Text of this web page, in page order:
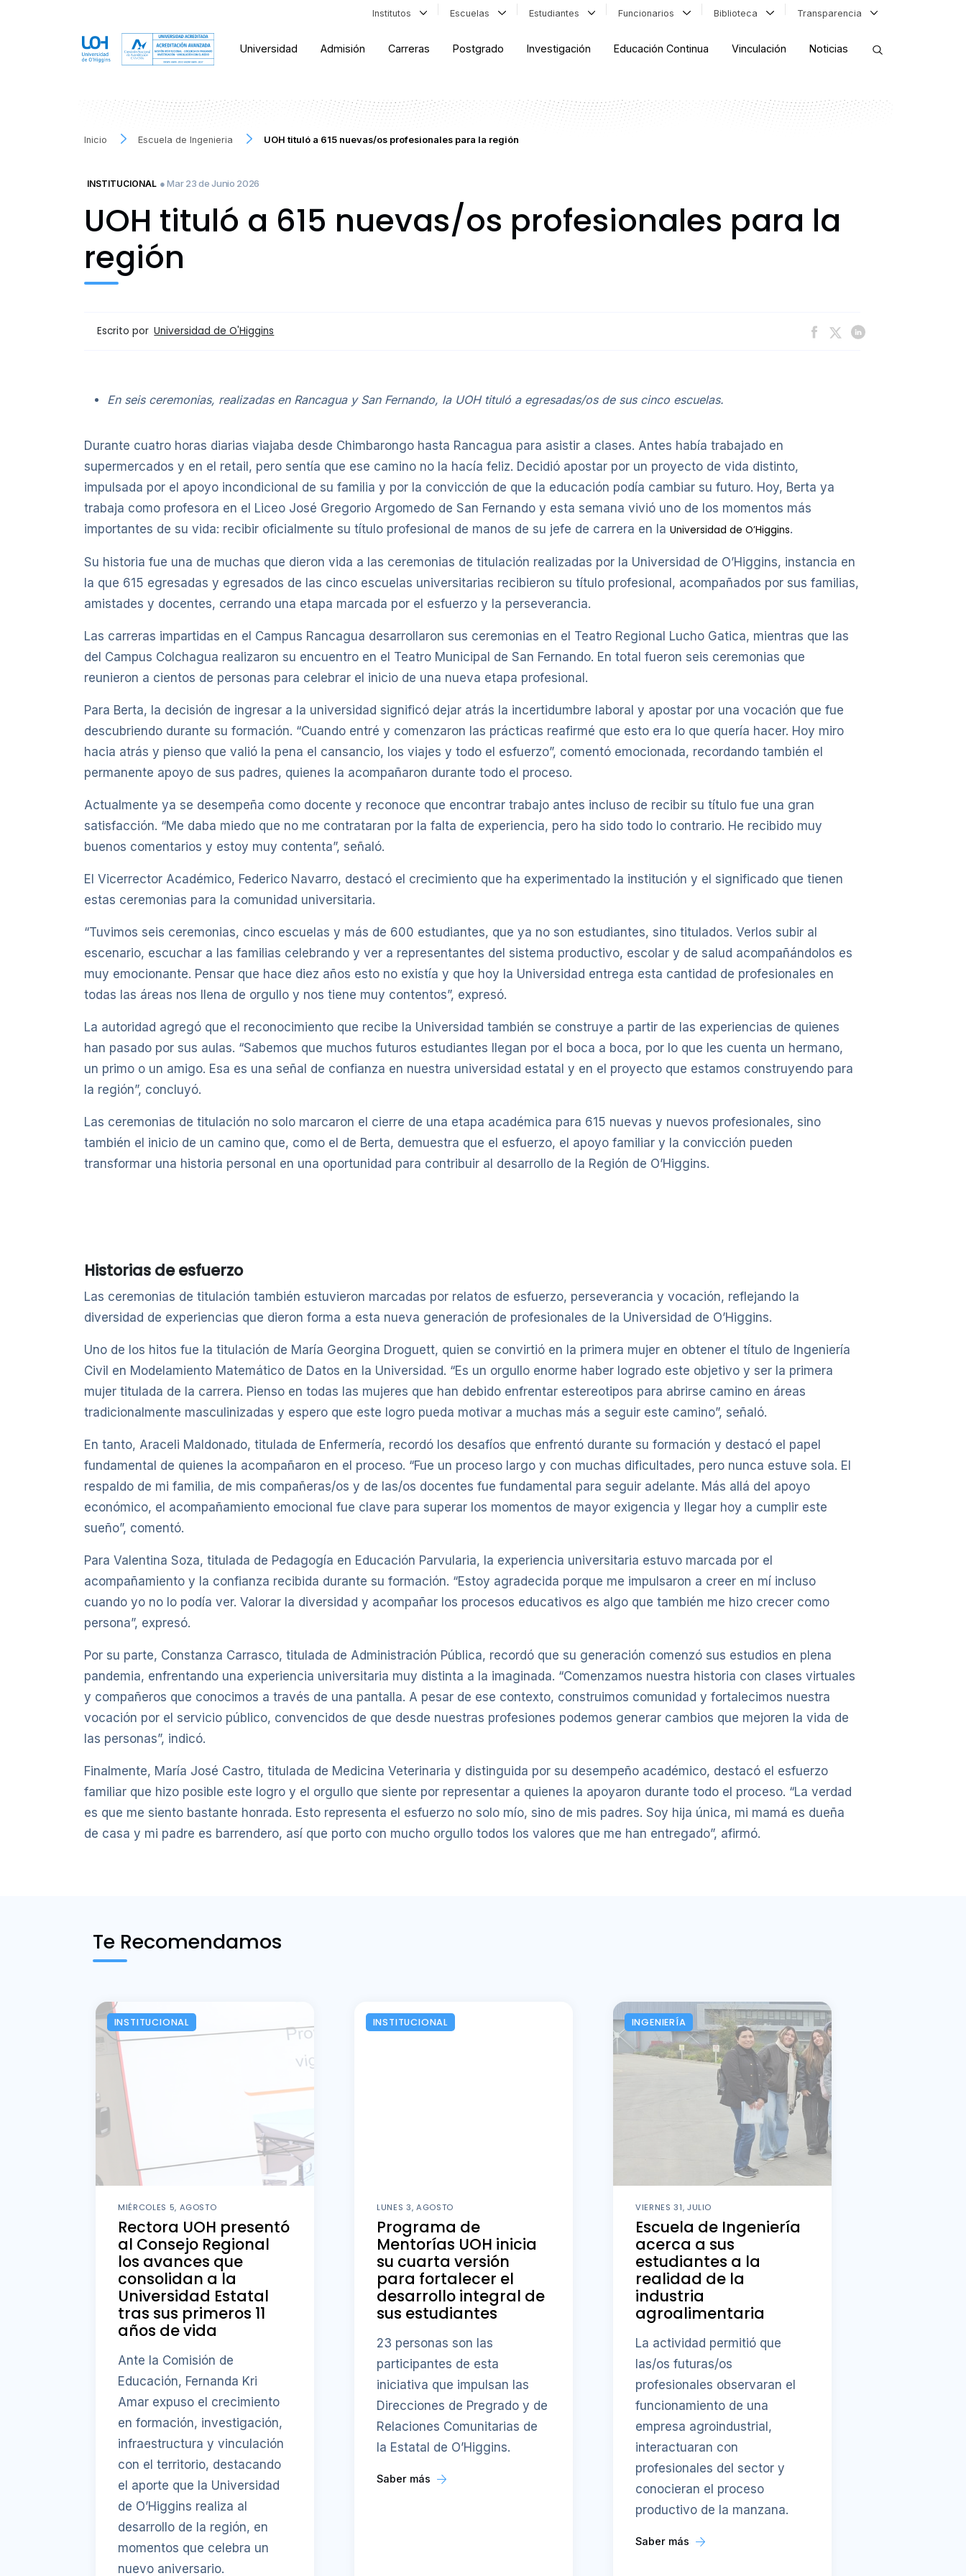
Institutos Escuelas Estudiantes Funcionarios Biblioteca Transparencia
Universidad Admisión Carreras Postgrado Investigación Educación Continua Vinculación Noticias
Inicio Escuela de Ingenieria UOH tituló a 615 nuevas/os profesionales para la región
INSTITUCIONAL ● Mar 23 de Junio 2026
UOH tituló a 615 nuevas/os profesionales para la
región
Escrito por Universidad de O'Higgins
En seis ceremonias, realizadas en Rancagua y San Fernando, la UOH tituló a egresadas/os de sus cinco escuelas.
Durante cuatro horas diarias viajaba desde Chimbarongo hasta Rancagua para asistir a clases. Antes había trabajado en
supermercados y en el retail, pero sentía que ese camino no la hacía feliz. Decidió apostar por un proyecto de vida distinto,
impulsada por el apoyo incondicional de su familia y por la convicción de que la educación podía cambiar su futuro. Hoy, Berta ya
trabaja como profesora en el Liceo José Gregorio Argomedo de San Fernando y esta semana vivió uno de los momentos más
importantes de su vida: recibir oficialmente su título profesional de manos de su jefe de carrera en la Universidad de O’Higgins.
Su historia fue una de muchas que dieron vida a las ceremonias de titulación realizadas por la Universidad de O’Higgins, instancia en
la que 615 egresadas y egresados de las cinco escuelas universitarias recibieron su título profesional, acompañados por sus familias,
amistades y docentes, cerrando una etapa marcada por el esfuerzo y la perseverancia.
Las carreras impartidas en el Campus Rancagua desarrollaron sus ceremonias en el Teatro Regional Lucho Gatica, mientras que las
del Campus Colchagua realizaron su encuentro en el Teatro Municipal de San Fernando. En total fueron seis ceremonias que
reunieron a cientos de personas para celebrar el inicio de una nueva etapa profesional.
Para Berta, la decisión de ingresar a la universidad significó dejar atrás la incertidumbre laboral y apostar por una vocación que fue
descubriendo durante su formación. “Cuando entré y comenzaron las prácticas reafirmé que esto era lo que quería hacer. Hoy miro
hacia atrás y pienso que valió la pena el cansancio, los viajes y todo el esfuerzo”, comentó emocionada, recordando también el
permanente apoyo de sus padres, quienes la acompañaron durante todo el proceso.
Actualmente ya se desempeña como docente y reconoce que encontrar trabajo antes incluso de recibir su título fue una gran
satisfacción. “Me daba miedo que no me contrataran por la falta de experiencia, pero ha sido todo lo contrario. He recibido muy
buenos comentarios y estoy muy contenta”, señaló.
El Vicerrector Académico, Federico Navarro, destacó el crecimiento que ha experimentado la institución y el significado que tienen
estas ceremonias para la comunidad universitaria.
“Tuvimos seis ceremonias, cinco escuelas y más de 600 estudiantes, que ya no son estudiantes, sino titulados. Verlos subir al
escenario, escuchar a las familias celebrando y ver a representantes del sistema productivo, escolar y de salud acompañándolos es
muy emocionante. Pensar que hace diez años esto no existía y que hoy la Universidad entrega esta cantidad de profesionales en
todas las áreas nos llena de orgullo y nos tiene muy contentos”, expresó.
La autoridad agregó que el reconocimiento que recibe la Universidad también se construye a partir de las experiencias de quienes
han pasado por sus aulas. “Sabemos que muchos futuros estudiantes llegan por el boca a boca, por lo que les cuenta un hermano,
un primo o un amigo. Esa es una señal de confianza en nuestra universidad estatal y en el proyecto que estamos construyendo para
la región”, concluyó.
Las ceremonias de titulación no solo marcaron el cierre de una etapa académica para 615 nuevas y nuevos profesionales, sino
también el inicio de un camino que, como el de Berta, demuestra que el esfuerzo, el apoyo familiar y la convicción pueden
transformar una historia personal en una oportunidad para contribuir al desarrollo de la Región de O’Higgins.
Historias de esfuerzo
Las ceremonias de titulación también estuvieron marcadas por relatos de esfuerzo, perseverancia y vocación, reflejando la
diversidad de experiencias que dieron forma a esta nueva generación de profesionales de la Universidad de O’Higgins.
Uno de los hitos fue la titulación de María Georgina Droguett, quien se convirtió en la primera mujer en obtener el título de Ingeniería
Civil en Modelamiento Matemático de Datos en la Universidad. “Es un orgullo enorme haber logrado este objetivo y ser la primera
mujer titulada de la carrera. Pienso en todas las mujeres que han debido enfrentar estereotipos para abrirse camino en áreas
tradicionalmente masculinizadas y espero que este logro pueda motivar a muchas más a seguir este camino”, señaló.
En tanto, Araceli Maldonado, titulada de Enfermería, recordó los desafíos que enfrentó durante su formación y destacó el papel
fundamental de quienes la acompañaron en el proceso. “Fue un proceso largo y con muchas dificultades, pero nunca estuve sola. El
respaldo de mi familia, de mis compañeras/os y de las/os docentes fue fundamental para seguir adelante. Más allá del apoyo
económico, el acompañamiento emocional fue clave para superar los momentos de mayor exigencia y llegar hoy a cumplir este
sueño”, comentó.
Para Valentina Soza, titulada de Pedagogía en Educación Parvularia, la experiencia universitaria estuvo marcada por el
acompañamiento y la confianza recibida durante su formación. “Estoy agradecida porque me impulsaron a creer en mí incluso
cuando yo no lo podía ver. Valorar la diversidad y acompañar los procesos educativos es algo que también me hizo crecer como
persona”, expresó.
Por su parte, Constanza Carrasco, titulada de Administración Pública, recordó que su generación comenzó sus estudios en plena
pandemia, enfrentando una experiencia universitaria muy distinta a la imaginada. “Comenzamos nuestra historia con clases virtuales
y compañeros que conocimos a través de una pantalla. A pesar de ese contexto, construimos comunidad y fortalecimos nuestra
vocación por el servicio público, convencidos de que desde nuestras profesiones podemos generar cambios que mejoren la vida de
las personas”, indicó.
Finalmente, María José Castro, titulada de Medicina Veterinaria y distinguida por su desempeño académico, destacó el esfuerzo
familiar que hizo posible este logro y el orgullo que siente por representar a quienes la apoyaron durante todo el proceso. “La verdad
es que me siento bastante honrada. Esto representa el esfuerzo no solo mío, sino de mis padres. Soy hija única, mi mamá es dueña
de casa y mi padre es barrendero, así que porto con mucho orgullo todos los valores que me han entregado”, afirmó.
Te Recomendamos
INSTITUCIONAL
MIÉRCOLES 5, AGOSTO
Rectora UOH presentó
al Consejo Regional
los avances que
consolidan a la
Universidad Estatal
tras sus primeros 11
años de vida
Ante la Comisión de
Educación, Fernanda Kri
Amar expuso el crecimiento
en formación, investigación,
infraestructura y vinculación
con el territorio, destacando
el aporte que la Universidad
de O’Higgins realiza al
desarrollo de la región, en
momentos que celebra un
nuevo aniversario.
INSTITUCIONAL
LUNES 3, AGOSTO
Programa de
Mentorías UOH inicia
su cuarta versión
para fortalecer el
desarrollo integral de
sus estudiantes
23 personas son las
participantes de esta
iniciativa que impulsan las
Direcciones de Pregrado y de
Relaciones Comunitarias de
la Estatal de O’Higgins.
Saber más
INGENIERÍA
VIERNES 31, JULIO
Escuela de Ingeniería
acerca a sus
estudiantes a la
realidad de la
industria
agroalimentaria
La actividad permitió que
las/os futuras/os
profesionales observaran el
funcionamiento de una
empresa agroindustrial,
interactuaran con
profesionales del sector y
conocieran el proceso
productivo de la manzana.
Saber más